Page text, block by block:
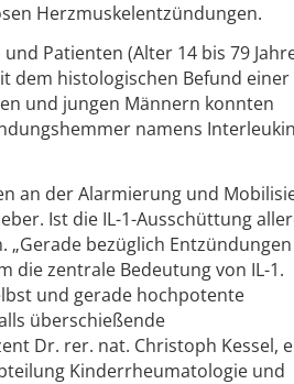
Herzmuskelentzündungen.
Patienten (Alter 14 bis 79
dem histologischen Befund einer
und jungen Männern konnten
namens
an der Alarmierung und
Ist die IL-1-Ausschüttung
bezüglich
die zentrale Bedeutung von IL-1.
und gerade hochpotente
überschießende
Dr. rer. nat. Christoph Kessel,
Kinderrheumatologie und